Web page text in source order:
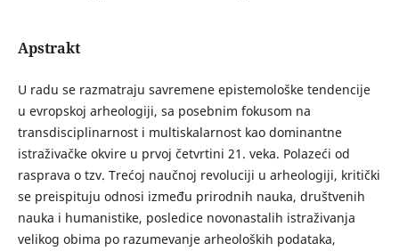
Apstrakt
U radu se razmatraju savremene epistemološke tendencije
u evropskoj arheologiji, sa posebnim fokusom na
transdisciplinarnost i multiskalarnost kao dominantne
istraživačke okvire u prvoj četvrtini 21. veka. Polazeći od
rasprava o tzv. Trećoj naučnoj revoluciji u arheologiji, kritički
se preispituju odnosi između prirodnih nauka, društvenih
nauka i humanistike, posledice novonastalih istraživanja
velikog obima po razumevanje arheoloških podataka,